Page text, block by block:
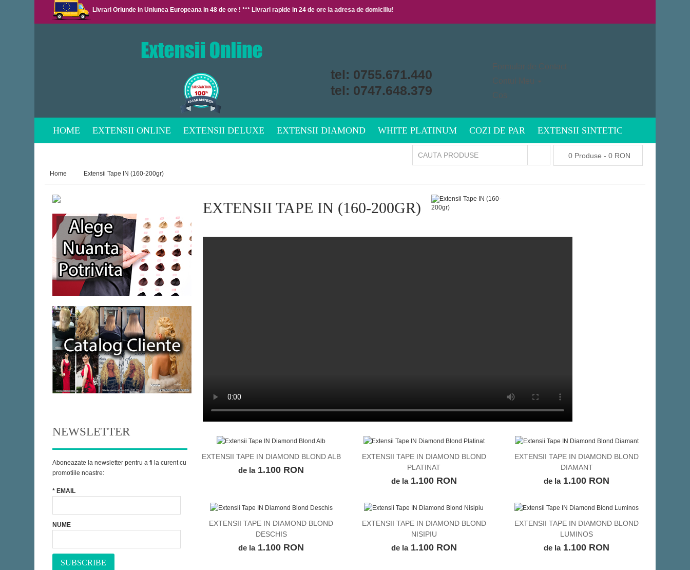
Livrari Oriunde in Uniunea Europeana in 48 de ore ! *** Livrari rapide in 24 de ore la adresa de domiciliu!
tel: 0755.671.440
tel: 0747.648.379
Formular de Contact
Contul Meu
Cos
HOME EXTENSII ONLINE EXTENSII DELUXE EXTENSII DIAMOND WHITE PLATINUM COZI DE PAR EXTENSII SINTETIC
0 Produse - 0 RON
Home Extensii Tape IN (160-200gr)
NEWSLETTER
Aboneazate la newsletter pentru a fi la curent cu
promotiile noastre:
* EMAIL
NUME
SUBSCRIBE
EXTENSII TAPE IN (160-200GR)
VEZI DETALII
EXTENSII TAPE IN DIAMOND BLOND ALB
de la1.100 RON
VEZI DETALII
EXTENSII TAPE IN DIAMOND BLOND
PLATINAT
de la1.100 RON
VEZI DETALII
EXTENSII TAPE IN DIAMOND BLOND
DIAMANT
de la1.100 RON
VEZI DETALII
EXTENSII TAPE IN DIAMOND BLOND
DESCHIS
de la1.100 RON
VEZI DETALII
EXTENSII TAPE IN DIAMOND BLOND
NISIPIU
de la1.100 RON
VEZI DETALII
EXTENSII TAPE IN DIAMOND BLOND
LUMINOS
de la1.100 RON